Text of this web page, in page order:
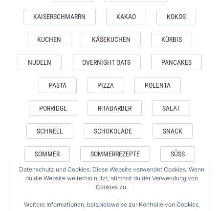
Datenschutz und Cookies: Diese Website verwendet Cookies. Wenn
du die Website weiterhin nutzt, stimmst du der Verwendung von
Cookies zu.
Weitere Informationen, beispielsweise zur Kontrolle von Cookies,
KAISERSCHMARRN KAKAO KOKOS
KUCHEN KÄSEKUCHEN KÜRBIS
NUDELN OVERNIGHT OATS PANCAKES
PASTA PIZZA POLENTA
PORRIDGE RHABARBER SALAT
SCHNELL SCHOKOLADE SNACK
SOMMER SOMMERREZEPTE SÜSS
VEGAN VEGETARISCH WAFFELN